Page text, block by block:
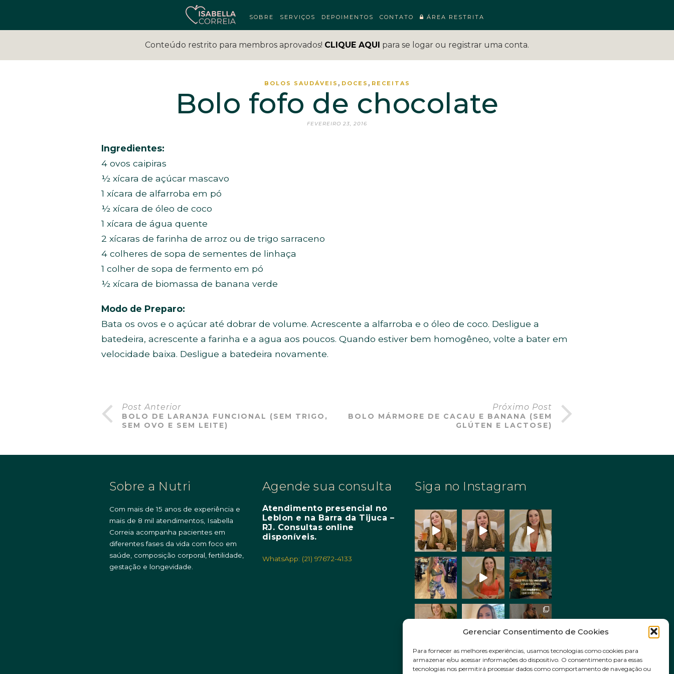
Gerenciar Consentimento de Cookies
Para fornecer as melhores experiências, usamos tecnologias como cookies para
armazenar e/ou acessar informações do dispositivo. O consentimento para essas
tecnologias nos permitirá processar dados como comportamento de navegação ou
SOBRE SERVIÇOS DEPOIMENTOS CONTATO ÁREA RESTRITA
Conteúdo restrito para membros aprovados! CLIQUE AQUI para se logar ou registrar uma conta.
BOLOS SAUDÁVEIS , DOCES , RECEITAS
Bolo fofo de chocolate
FEVEREIRO 23, 2016
Ingredientes:
4 ovos caipiras
½ xícara de açúcar mascavo
1 xícara de alfarroba em pó
½ xícara de óleo de coco
1 xícara de água quente
2 xícaras de farinha de arroz ou de trigo sarraceno
4 colheres de sopa de sementes de linhaça
1 colher de sopa de fermento em pó
½ xícara de biomassa de banana verde
Modo de Preparo:
Bata os ovos e o açúcar até dobrar de volume. Acrescente a alfarroba e o óleo de coco. Desligue a
batedeira, acrescente a farinha e a agua aos poucos. Quando estiver bem homogêneo, volte a bater em
velocidade baixa. Desligue a batedeira novamente.
Post Anterior
BOLO DE LARANJA FUNCIONAL (SEM TRIGO,
SEM OVO E SEM LEITE)
Próximo Post
BOLO MÁRMORE DE CACAU E BANANA (SEM
GLÚTEN E LACTOSE)
Sobre a Nutri
Com mais de 15 anos de experiência e
mais de 8 mil atendimentos, Isabella
Correia acompanha pacientes em
diferentes fases da vida com foco em
saúde, composição corporal, fertilidade,
gestação e longevidade.
Agende sua consulta
Atendimento presencial no
Leblon e na Barra da Tijuca –
RJ. Consultas online
disponíveis.
WhatsApp: (21) 97672-4133
Siga no Instagram
Siga no Instagram